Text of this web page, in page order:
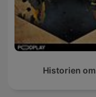
Historien om